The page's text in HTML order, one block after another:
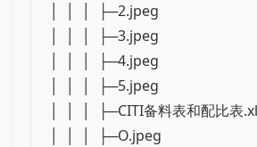
│ │ │ ├─2.jpeg
│ │ │ ├─3.jpeg
│ │ │ ├─4.jpeg
│ │ │ ├─5.jpeg
│ │ │ ├─CITI备料表和配比表
│ │ │ ├─O.jpeg